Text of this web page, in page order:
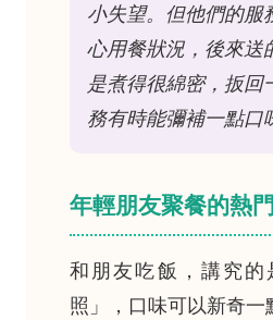
小失望。但他們的服
心用餐狀況，後來送
是煮得很綿密，扳回
務有時能彌補一點口
年輕朋友聚餐的熱
和朋友吃飯，講究的
照」，口味可以新奇一